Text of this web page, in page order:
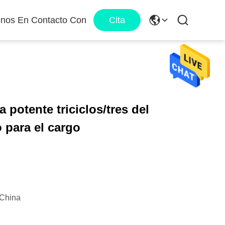
En Contacto Con Cita
potente triciclos/tres del
para el cargo